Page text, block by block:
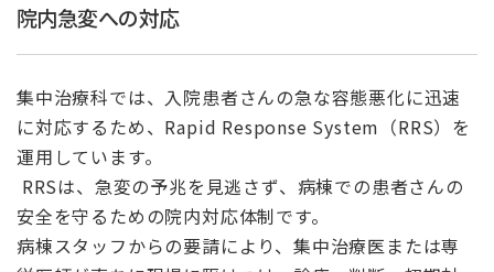
院内急変への対応
集中治療科では、入院患者さんの急な容態悪化に迅速
に対応するため、Rapid Response System（RRS）を
運用しています。
RRSは、急変の予兆を見逃さず、病棟での患者さんの
安全を守るための院内対応体制です。
病棟スタッフからの要請により、集中治療医または専